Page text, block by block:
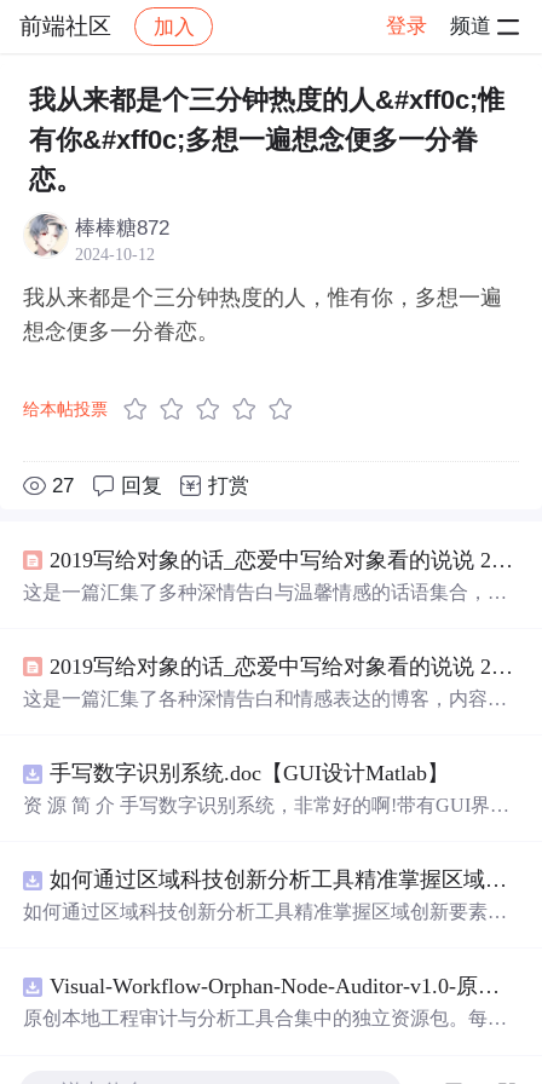
前端社区 加入 登录 频道
社区 前端社区 感慨 帖子详情
我从来都是个三分钟热度的人&#xff0c;惟
有你&#xff0c;多想一遍想念便多一分眷
恋。
棒棒糖872
2024-10-12
我从来都是个三分钟热度的人，惟有你，多想一遍
想念便多一分眷恋。
给本帖投票
27 回复 打赏
2019写给对象的话_恋爱中写给对象看的说说 2019最流行的情侣间情话真实浪漫
这是一篇汇集了多种深情告白与温馨情感的话语集合，展
了幸福与陪伴的主题。
2019写给对象的话_恋爱中写给对象看的说说 2019情侣间情话真实浪漫
这是一篇汇集了各种深情告白和情感表达的博客，内容包
现了对爱情的深深 眷恋和对幸福的向往。
手写数字识别系统.doc【GUI设计Matlab】
资 源 简 介 手写数字识别系统，非常好的啊!带有GUI界
带有直观的图形用户界面（GUI），非常容易使用。你只
需要将手写数字输入系统，它将立即给出准确的识别结
是一个非常方便和实用的工具，你一定会喜欢它的！
如何通过区域科技创新分析工具精准掌握区域创新要素分布与产业链融合现状？.docx
如何通过区域科技创新分析工具精准掌握区域创新要素分
Visual-Workflow-Orphan-Node-Auditor-v1.0-原创源码与文档.zip
原创本地工程审计与分析工具合集中的独立资源包。每个